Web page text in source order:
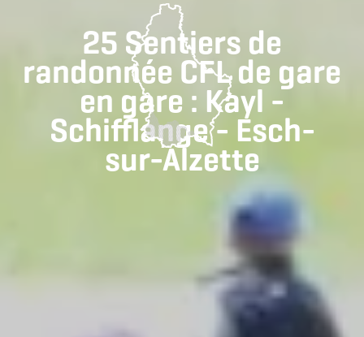
25 Sentiers de
randonnée CFL de gare
en gare : Kayl -
Schifflange - Esch-
sur-Alzette